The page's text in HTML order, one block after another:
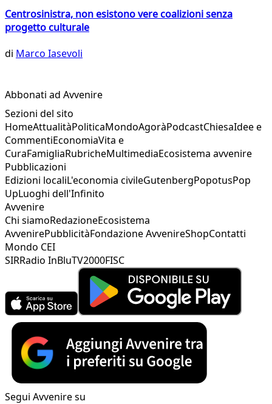
Centrosinistra, non esistono vere coalizioni senza
progetto culturale
di Marco Iasevoli
Abbonati ad Avvenire
Sezioni del sito
HomeAttualitàPoliticaMondoAgoràPodcastChiesaIdee e
CommentiEconomiaVita e
CuraFamigliaRubricheMultimediaEcosistema avvenire
Pubblicazioni
Edizioni localiL'economia civileGutenbergPopotusPop
UpLuoghi dell'Infinito
Avvenire
Chi siamoRedazioneEcosistema
AvvenirePubblicitàFondazione AvvenireShopContatti
Mondo CEI
SIRRadio InBluTV2000FISC
Segui Avvenire su